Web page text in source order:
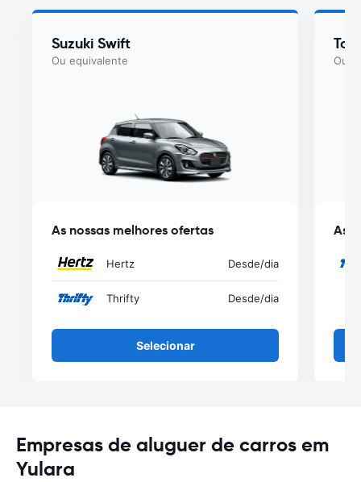
Suzuki Swift
Ou equivalente
As nossas melhores ofertas
Hertz Desde/dia
Thrifty Desde/dia
Selecionar
Ou
As
Empresas de aluguer de carros em
Yulara